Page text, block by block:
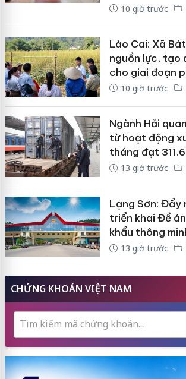
10 giờ trước
Lào Cai: Xã
nguồn lực, tạo
cho giai đoạn
10 giờ trước
Ngành Hải
từ hoạt động
tháng đạt
13 giờ trước
Lạng Sơn: Đẩy
triển khai Đề
khẩu thông
13 giờ trước
CHỨNG KHOÁN VIỆT NAM
Tìm kiếm mã chứng khoán...